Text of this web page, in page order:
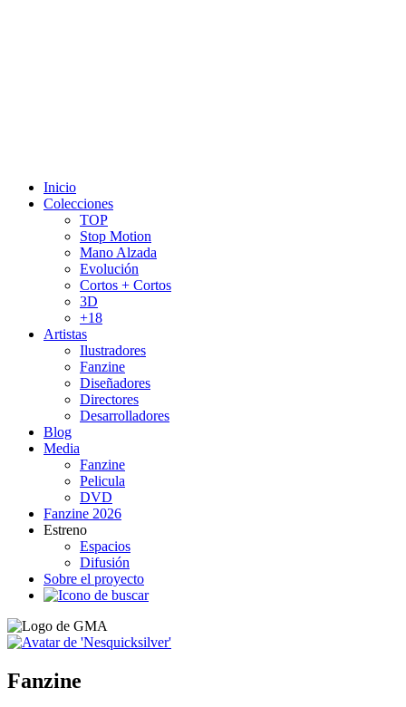
Inicio
Colecciones
TOP
Stop Motion
Mano Alzada
Evolución
Cortos + Cortos
3D
+18
Artistas
Ilustradores
Fanzine
Diseñadores
Directores
Desarrolladores
Blog
Media
Fanzine
Pelicula
DVD
Fanzine 2026
Estreno
Espacios
Difusión
Sobre el proyecto
Fanzine